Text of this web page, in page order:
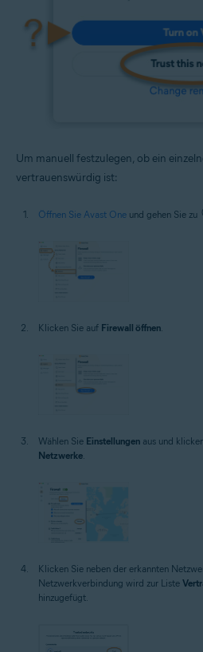
Um manuell festzulegen, ob ein
vertrauenswürdig ist:
Öffnen Sie Avast One und gehen Sie zu
Klicken Sie auf Firewall öffnen.
Wählen Sie Einstellungen aus und
Netzwerke.
Klicken Sie neben der erkannten
Netzwerkverbindung wird zur Liste
hinzugefügt.